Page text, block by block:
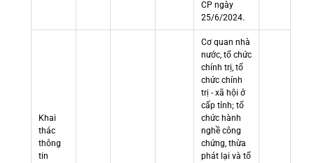
CP ngày
25/6/2024.
Khai
thác
thông
tin
Cơ quan nhà
nước, tổ chức
chính trị, tổ
chức chính
trị - xã hội ở
cấp tỉnh; tổ
chức hành
nghề công
chứng, thừa
phát lại và tổ